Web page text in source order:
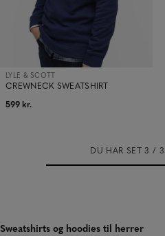
CREWNECK SWEATSHIRT
LYLE & SCOTT
599 kr.
DU HAR SET 3 / 3
Sweatshirts og hoodies til herrer